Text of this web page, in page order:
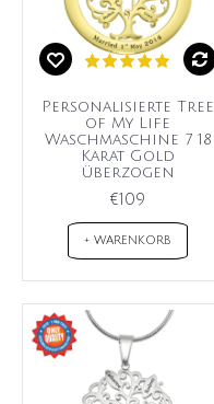
Personalisierte Tree
of My Life
Waschmaschine 7 18
Karat Gold
überzogen
€109
+ WARENKORB